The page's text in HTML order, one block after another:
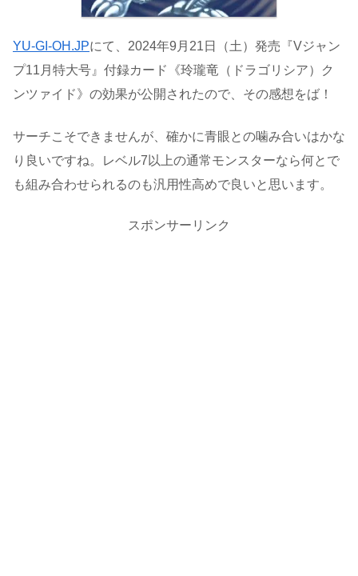
YU-GI-OH.JPにて、2024年9月21日（土）発売『Vジャン
プ11月特大号』付録カード《玲瓏竜（ドラゴリシア）ク
ンツァイド》の効果が公開されたので、その感想をば！
サーチこそできませんが、確かに青眼との噛み合いはかな
り良いですね。レベル7以上の通常モンスターなら何とで
も組み合わせられるのも汎用性高めで良いと思います。
スポンサーリンク